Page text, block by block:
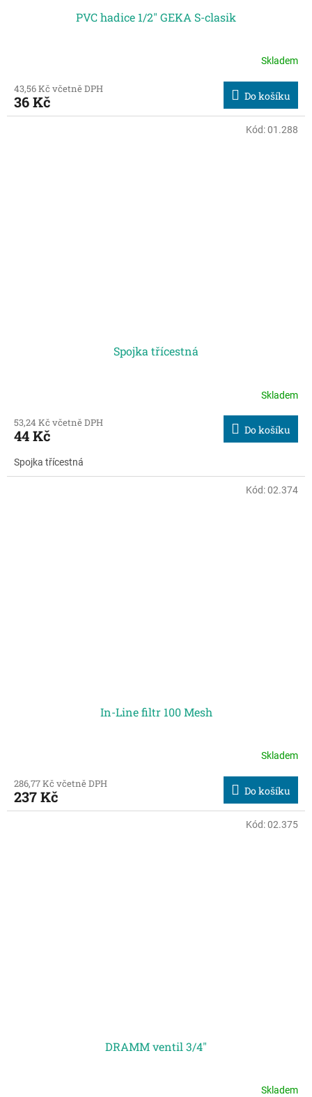
PVC hadice 1/2" GEKA S-clasik
Skladem
43,56 Kč včetně DPH
36 Kč Do košíku
Spojka třícestná
Skladem
53,24 Kč včetně DPH
44 Kč Do košíku
Spojka třícestná
Kód:01.288
In-Line filtr 100 Mesh
Skladem
286,77 Kč včetně DPH
237 Kč Do košíku
Kód:02.374
DRAMM ventil 3/4"
Skladem
Kód:02.375